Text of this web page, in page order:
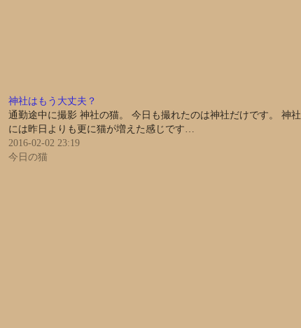
神社はもう大丈夫？
通勤途中に撮影 神社の猫。 今日も撮れたのは神社だけです。 神社
には昨日よりも更に猫が増えた感じです…
2016-02-02 23:19
今日の猫